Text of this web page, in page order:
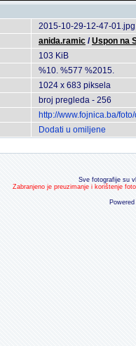
2015-10-29-12-47-01.jpg
anida.ramic /Uspon na
103 KiB
%10. %577 %2015.
1024 x 683 piksela
broj pregleda - 256
http://www.fojnica.ba/
Dodati u omiljene
Sve fotografije su
Zabranjeno je preuzimanje i korištenje